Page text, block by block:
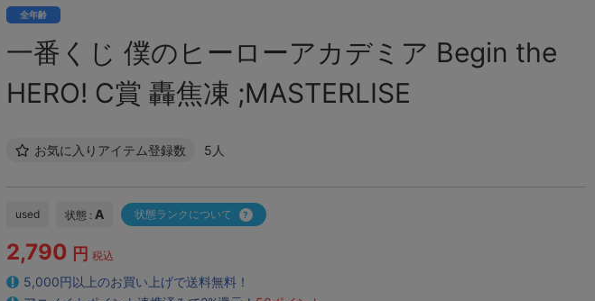
全年齢
一番くじ 僕のヒーローアカデミア Begin the
HERO! C賞 轟焦凍 ;MASTERLISE
お気に入りアイテム登録数 5人
used 状態 : A 状態ランクについて
2,790 円 税込
5,000円以上のお買い上げで送料無料！